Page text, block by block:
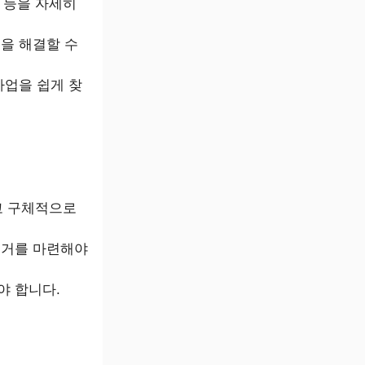
을 자세히
해결할 수
업을 쉽게 찾
구체적으로
를 마련해야
합니다.